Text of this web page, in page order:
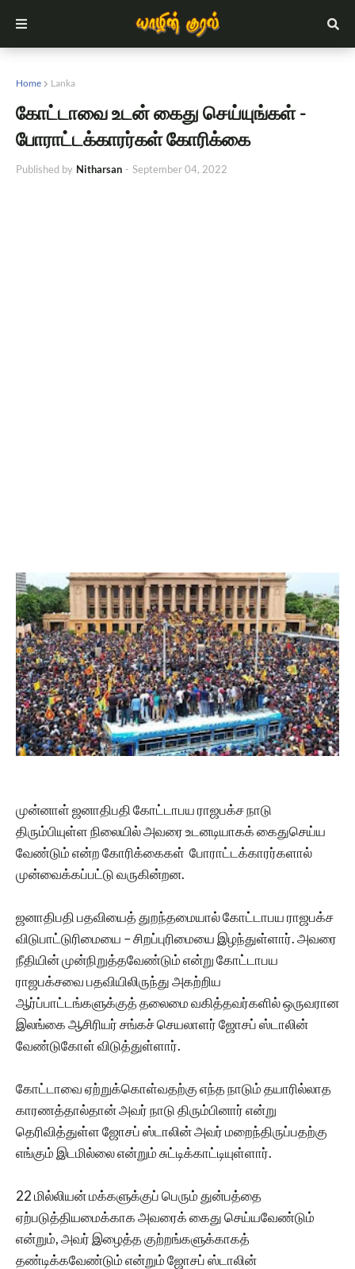
Home Lanka
கோட்டாவை உடன் கைது செய்யுங்கள் -
போராட்டக்காரர்கள் கோரிக்கை
Published by Nitharsan - September 04, 2022
முன்னாள் ஜனாதிபதி கோட்டாபய ராஜபக்ச நாடு
திரும்பியுள்ள நிலையில் அவரை உடனடியாகக் கைதுசெய்ய
வேண்டும் என்ற கோரிக்கைகள் போராட்டக்காரர்களால்
முன்வைக்கப்பட்டு வருகின்றன.
ஜனாதிபதி பதவியைத் துறந்தமையால் கோட்டாபய ராஜபக்ச
விடுபாட்டுரிமையை – சிறப்புரிமையை இழந்துள்ளார். அவரை
நீதியின் முன்நிறுத்தவேண்டும் என்று கோட்டாபய
ராஜபக்சவை பதவியிலிருந்து அகற்றிய
ஆர்ப்பாட்டங்களுக்குத் தலைமை வகித்தவர்களில் ஒருவரான
இலங்கை ஆசிரியர் சங்கச் செயலாளர் ஜோசப் ஸ்டாலின்
வேண்டுகோள் விடுத்துள்ளார்.
கோட்டாவை ஏற்றுக்கொள்வதற்கு எந்த நாடும் தயாரில்லாத
காரணத்தால்தான் அவர் நாடு திரும்பினார் என்று
தெரிவித்துள்ள ஜோசப் ஸ்டாலின் அவர் மறைந்திருப்பதற்கு
எங்கும் இடமில்லை என்றும் சுட்டிக்காட்டியுள்ளார்.
22 மில்லியன் மக்களுக்குப் பெரும் துன்பத்தை
ஏற்படுத்தியமைக்காக அவரைக் கைது செய்யவேண்டும்
என்றும், அவர் இழைத்த குற்றங்களுக்காகத்
தண்டிக்கவேண்டும் என்றும் ஜோசப் ஸ்டாலின்